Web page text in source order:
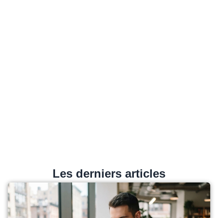
Les derniers articles